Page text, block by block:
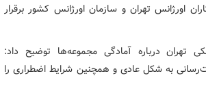
اورژانس تهران و سازمان اورژانس کشور برقرار
تهران درباره آمادگی مجموعه‌ها توضیح داد:
به شکل عادی و همچنین شرایط اضطراری را